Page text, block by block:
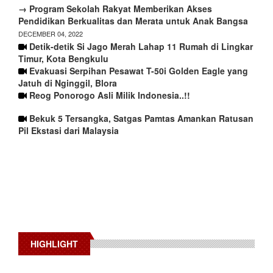
→ Program Sekolah Rakyat Memberikan Akses
Pendidikan Berkualitas dan Merata untuk Anak Bangsa
DECEMBER 04, 2022
Detik-detik Si Jago Merah Lahap 11 Rumah di Lingkar
Timur, Kota Bengkulu
Evakuasi Serpihan Pesawat T-50i Golden Eagle yang
Jatuh di Nginggil, Blora
Reog Ponorogo Asli Milik Indonesia..!!
Bekuk 5 Tersangka, Satgas Pamtas Amankan Ratusan
Pil Ekstasi dari Malaysia
HIGHLIGHT